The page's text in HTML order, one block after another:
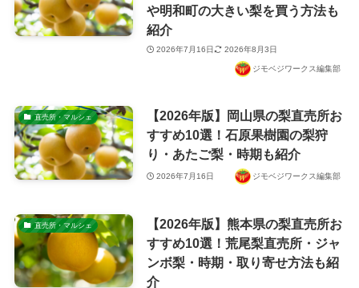
や明和町の大きい梨を買う方法も
紹介
2026年7月16日 2026年8月3日
ジモベジワークス編集部
直売所・マルシェ
【2026年版】岡山県の梨直売所お
すすめ10選！石原果樹園の梨狩
り・あたご梨・時期も紹介
2026年7月16日 ジモベジワークス編集部
直売所・マルシェ
【2026年版】熊本県の梨直売所お
すすめ10選！荒尾梨直売所・ジャ
ンボ梨・時期・取り寄せ方法も紹
介